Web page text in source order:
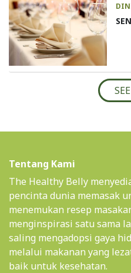
Tentang Kami
The Healthy Belly
pencinta dunia memasak
menemukan resep
menginspirasi satu sama
saling mengadopsi gaya
melalui makanan yang
baik untuk kesehatan.